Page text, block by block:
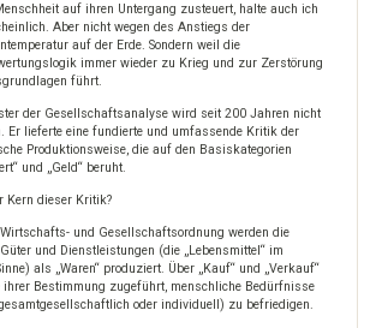
auf ihren Untergang zusteuert, halte auch ich
Aber nicht wegen des Anstiegs der
auf der Erde. Sondern weil die
immer wieder zu Krieg und zur Zerstörung
führt.
der Gesellschaftsanalyse wird seit 200 Jahren nicht
Er lieferte eine fundierte und umfassende Kritik der
Produktionsweise, die auf den Basiskategorien
und „Geld“ beruht.
Kern dieser Kritik?
Wirtschafts- und Gesellschaftsordnung werden die
und Dienstleistungen (die „Lebensmittel“ im
als „Waren“ produziert. Über „Kauf“ und „Verkauf“
ihrer Bestimmung zugeführt, menschliche Bedürfnisse
oder individuell) zu befriedigen.